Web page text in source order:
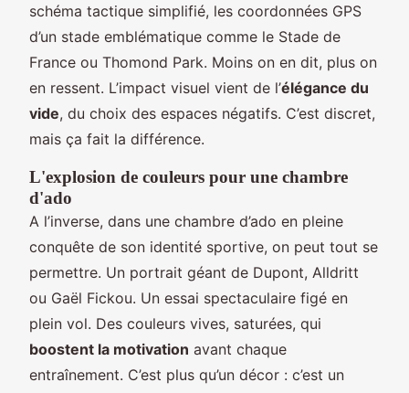
schéma tactique simplifié, les coordonnées GPS
d’un stade emblématique comme le Stade de
France ou Thomond Park. Moins on en dit, plus on
en ressent. L’impact visuel vient de l’élégance du
vide, du choix des espaces négatifs. C’est discret,
mais ça fait la différence.
L'explosion de couleurs pour une chambre
d'ado
A l’inverse, dans une chambre d’ado en pleine
conquête de son identité sportive, on peut tout se
permettre. Un portrait géant de Dupont, Alldritt
ou Gaël Fickou. Un essai spectaculaire figé en
plein vol. Des couleurs vives, saturées, qui
boostent la motivation avant chaque
entraînement. C’est plus qu’un décor : c’est un